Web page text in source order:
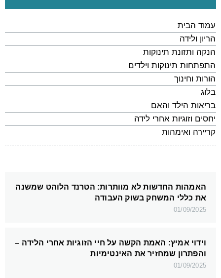
עמוד הבית
הריון ולידה
הנקה ותזונת תינוקות
התפתחות תינוקות וילדים
הורות וחינוך
בלוג
בריאות הילד והאם
יחסים וזוגיות אחרי לידה
קריירה ואימהות
האמהות החדשות לא מוותרות: הטרנד הלוהט שמשנה
את כללי המשחק בשוק העבודה
01/09/2025
וידוי אמיץ: האמת הקשה על חיי הזוגיות אחרי הלידה –
והפתרון שמחזיר את האינטימיות
01/09/2025